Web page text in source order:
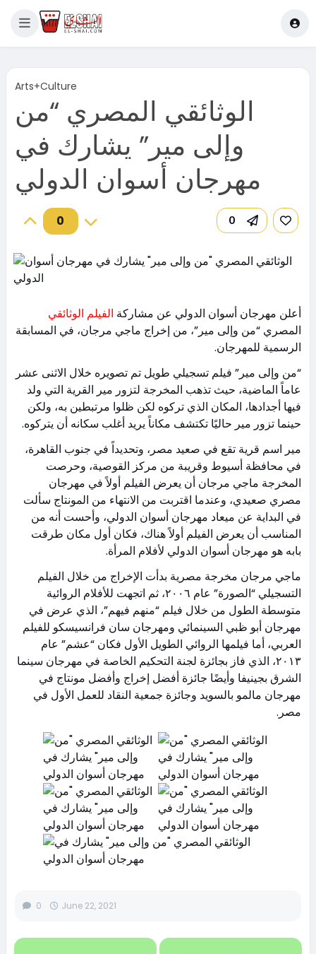
Arts+Culture
الوثائقي المصري “من
وإلى مير” يشارك في
مهرجان أسوان الدولي
0 0
أعلن مهرجان أسوان الدولي عن مشاركة الفيلم الوثائقي
المصري “من وإلى مير”، من إخراج ماجي مرجان، في المسابقة
الرسمية للمهرجان.
“من وإلى مير” فيلم تسجيلي طويل تم تصويره خلال الاثنى عشر
عاماً الماضية، حيث تذهب المخرجة لتزور مير القرية التي ولد
فيها أجدادها، المكان الذي تركوه لكن ظلوا مرتبطين به، ولكن
حينما تزور مير حاليًا تكتشف مكاناً يريد أغلب سكانه أن يتركوه.
مير اسم قرية تقع في صعيد مصر، وتحديداً في جنوب القاهرة،
في محافظة أسيوط وقريبة من مركز القوصية، وحرصت
المخرجة ماجي مرجان أن يعرض الفيلم أولاً في مهرجان
مصري صعيدي، وعندما اقتربت من الانتهاء من المونتاج سألت
في البداية عن ميعاد مهرجان أسوان الدولي، وأحست أنه من
المناسب أن يعرض الفيلم أولاً هناك، فكان أول مكان طرقت
بابه هو مهرجان أسوان الدولي لأفلام المرأة.
ماجي مرجان مخرجة مصرية ‬بدأت الإخراج من خلال الفيلم
التسجيلي “الصورة” عام ٢٠٠٦، ثم اتجهت للأفلام الروائية
متوسطة الطول من خلال فيلم “منهم فيهم”، الذي عرض في
مهرجان أبو ظبي السينمائي ومهرجان سان فرانسيسكو‫ ‬‬‬للفيلم
العربي، أما فيلمها الروائي الطويل الأول فكان “عشم” عام
٢٠١٣، الذي فاز بجائزة لجنة التحكيم الخاصة في مهرجان سينما
الشرق بجينيفا وأيضًا جائزة أفضل إخراج وأفضل مونتاج في
مهرجان مالمو بالسويد‫ وجائزة جمعية النقاد للعمل الأول في
مصر.
0 June 22, 2021